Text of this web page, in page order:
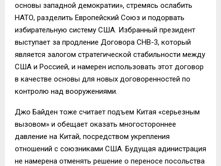
основы западной демократии», стремясь ослабить
НАТО, разделить Европейский Союз и подорвать
избирательную систему США. Избранный президент
выступает за продление Договора СНВ-3, который
является залогом стратегической стабильности между
США и Россией, и намерен использовать этот договор
в качестве основы для новых договоренностей по
контролю над вооружениями.
Джо Байден тоже считает подъем Китая «серьезным
вызовом» и обещает оказать многостороннее
давление на Китай, посредством укрепления
отношений с союзниками США. Будущая адинистрация
не намерена отменять решение о переносе посольства